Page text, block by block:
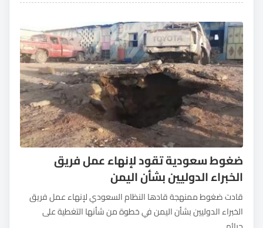
ضغوط سعودية تقود لإنهاء عمل فريق
الخبراء الدوليين بشأن اليمن
قادت ضغوط ممنهجة قادها النظام السعودي لإنهاء عمل فريق
الخبراء الدوليين بشأن اليمن في خطوة من شأنها التغطية على